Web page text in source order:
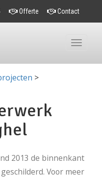
Offerte Contact
Toggle
navigation
>
2013 de binnenkant
Voor meer